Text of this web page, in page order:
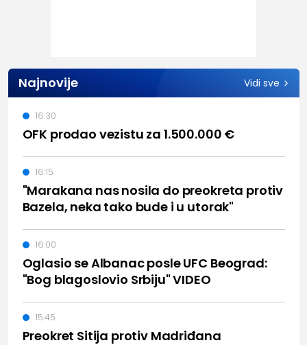
Najnovije Vidi sve
OFK prodao vezistu za 1.500.000 €
16:30
"Marakana nas nosila do preokreta protiv
Bazela, neka tako bude i u utorak"
16:15
Oglasio se Albanac posle UFC Beograd:
"Bog blagoslovio Srbiju" VIDEO
16:00
Preokret Sitija protiv Madriđana
15:45